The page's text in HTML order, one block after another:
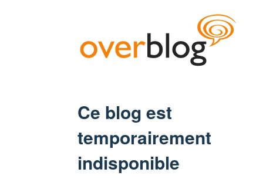
Ce blog est
temporairement
indisponible